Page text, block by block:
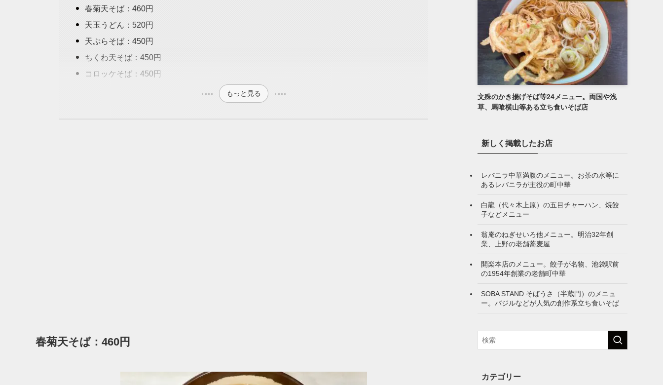
春菊天そば：460円
天玉うどん：520円
天ぷらそば：450円
ちくわ天そば：450円
コロッケそば：450円
もっと見る
春菊天そば：460円
文殊のかき揚げそば等24メニュー。両国や浅
草、馬喰横山等ある立ち食いそば店
新しく掲載したお店
レバニラ中華満腹のメニュー。お茶の水等に
あるレバニラが主役の町中華
白龍（代々木上原）の五目チャーハン、焼餃
子などメニュー
翁庵のねぎせいろ他メニュー。明治32年創
業、上野の老舗蕎麦屋
開楽本店のメニュー。餃子が名物、池袋駅前
の1954年創業の老舗町中華
SOBA STAND そばうさ（半蔵門）のメニュ
ー。バジルなどが人気の創作系立ち食いそば
カテゴリー